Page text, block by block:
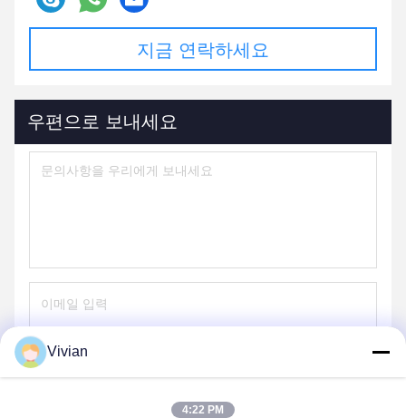
지금 연락하세요
우편으로 보내세요
Vivian
4:22 PM